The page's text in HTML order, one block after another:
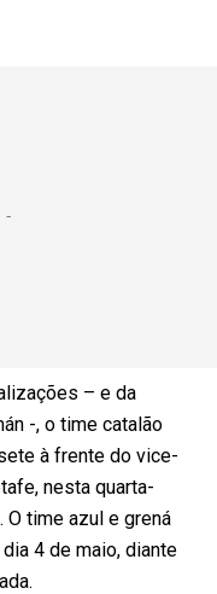
– e da
-, o time catalão
à frente do vice-
nesta quarta-
O time azul e grená
4 de maio, diante